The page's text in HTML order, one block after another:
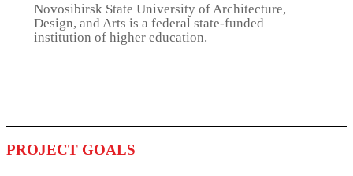
Novosibirsk State University of Architecture,
Design, and Arts is a federal state-funded
institution of higher education.
PROJECT GOALS